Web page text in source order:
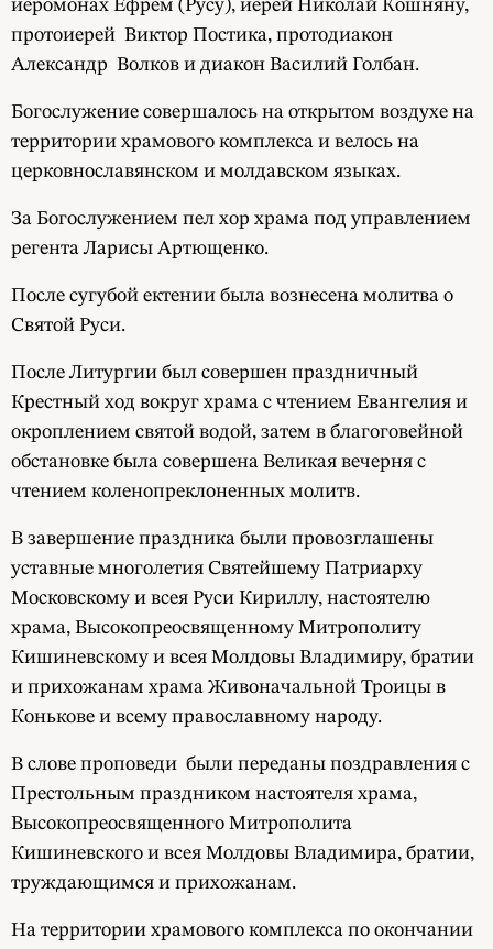
иеромонах Ефрем (Русу), иерей Николай Кошняну,
протоиерей Виктор Постика, протодиакон
Александр Волков и диакон Василий Голбан.
Богослужение совершалось на открытом воздухе на
территории храмового комплекса и велось на
церковнославянском и молдавском языках.
За Богослужением пел хор храма под управлением
регента Ларисы Артющенко.
После сугубой ектении была вознесена молитва о
Святой Руси.
После Литургии был совершен праздничный
Крестный ход вокруг храма с чтением Евангелия и
окроплением святой водой, затем в благоговейной
обстановке была совершена Великая вечерня с
чтением коленопреклоненных молитв.
В завершение праздника были провозглашены
уставные многолетия Святейшему Патриарху
Московскому и всея Руси Кириллу, настоятелю
храма, Высокопреосвященному Митрополиту
Кишиневскому и всея Молдовы Владимиру, братии
и прихожанам храма Живоначальной Троицы в
Конькове и всему православному народу.
В слове проповеди были переданы поздравления с
Престольным праздником настоятеля храма,
Высокопреосвященного Митрополита
Кишиневского и всея Молдовы Владимира, братии,
труждающимся и прихожанам.
На территории храмового комплекса по окончании